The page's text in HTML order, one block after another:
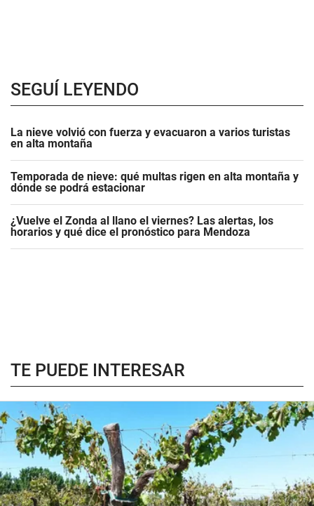
SEGUÍ LEYENDO
La nieve volvió con fuerza y evacuaron a varios turistas
en alta montaña
Temporada de nieve: qué multas rigen en alta montaña y
dónde se podrá estacionar
¿Vuelve el Zonda al llano el viernes? Las alertas, los
horarios y qué dice el pronóstico para Mendoza
TE PUEDE INTERESAR